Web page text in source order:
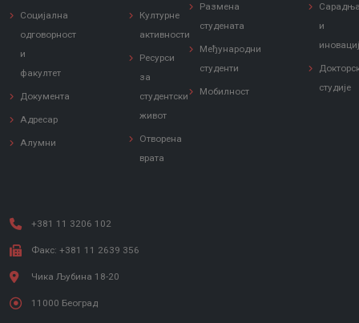
Социјална
одговорност
и
факултет
Документа
Адресар
Алумни
Културне
активности
Ресурси
за
студентски
живот
Отворена
врата
Размена
студената
Међународни
студенти
Мобилност
и
студије
+381 11 3206 102
Факс: +381 11 2639 356
Чика Љубина 18-20
11000 Београд